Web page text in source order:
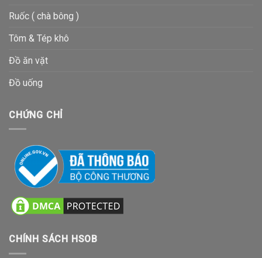
Ruốc ( chà bông )
Tôm & Tép khô
Đồ ăn vặt
Đồ uống
CHỨNG CHỈ
CHÍNH SÁCH HSOB